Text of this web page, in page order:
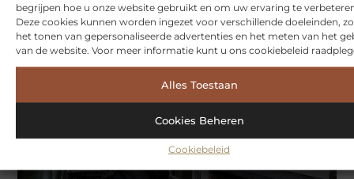
begrijpen hoe u onze website gebruikt en om uw ervaring te
Deze cookies kunnen worden ingezet voor verschillende doeleinden,
het tonen van gepersonaliseerde advertenties en het meten van het
van de website. Voor meer informatie kunt u ons cookiebeleid
Alles Toestaan
Cookies Beheren
Cookiebeleid
WONINGEN